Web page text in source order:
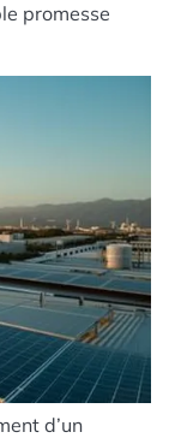
promesse
d’un